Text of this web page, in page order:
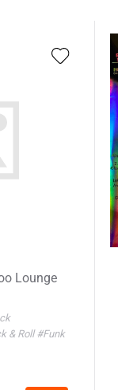
Lounge
& Roll#Funk